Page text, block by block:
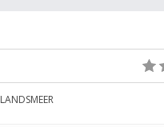
LANDSMEER